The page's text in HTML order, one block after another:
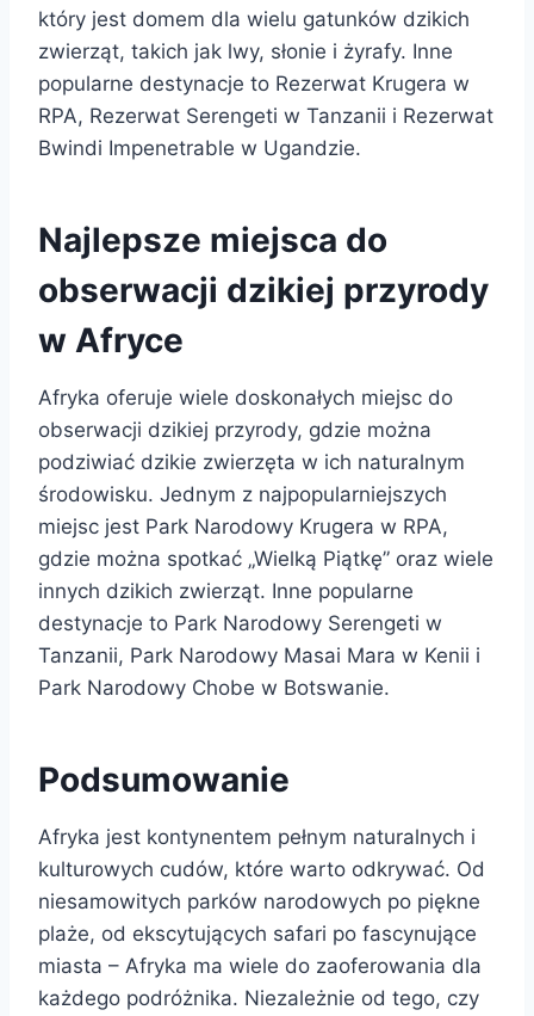
który jest domem dla wielu gatunków dzikich
zwierząt, takich jak lwy, słonie i żyrafy. Inne
popularne destynacje to Rezerwat Krugera w
RPA, Rezerwat Serengeti w Tanzanii i Rezerwat
Bwindi Impenetrable w Ugandzie.
Najlepsze miejsca do
obserwacji dzikiej przyrody
w Afryce
Afryka oferuje wiele doskonałych miejsc do
obserwacji dzikiej przyrody, gdzie można
podziwiać dzikie zwierzęta w ich naturalnym
środowisku. Jednym z najpopularniejszych
miejsc jest Park Narodowy Krugera w RPA,
gdzie można spotkać „Wielką Piątkę” oraz wiele
innych dzikich zwierząt. Inne popularne
destynacje to Park Narodowy Serengeti w
Tanzanii, Park Narodowy Masai Mara w Kenii i
Park Narodowy Chobe w Botswanie.
Podsumowanie
Afryka jest kontynentem pełnym naturalnych i
kulturowych cudów, które warto odkrywać. Od
niesamowitych parków narodowych po piękne
plaże, od ekscytujących safari po fascynujące
miasta – Afryka ma wiele do zaoferowania dla
każdego podróżnika. Niezależnie od tego, czy